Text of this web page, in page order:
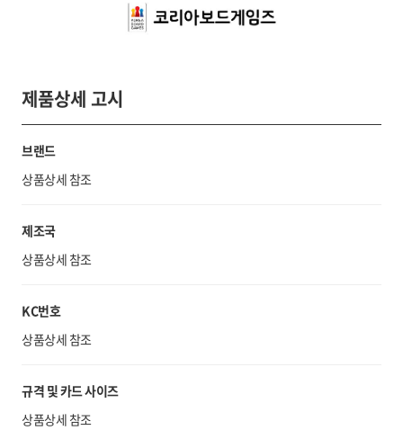
제품상세 고시
브랜드
상품상세 참조
제조국
상품상세 참조
KC번호
상품상세 참조
규격 및 카드 사이즈
상품상세 참조